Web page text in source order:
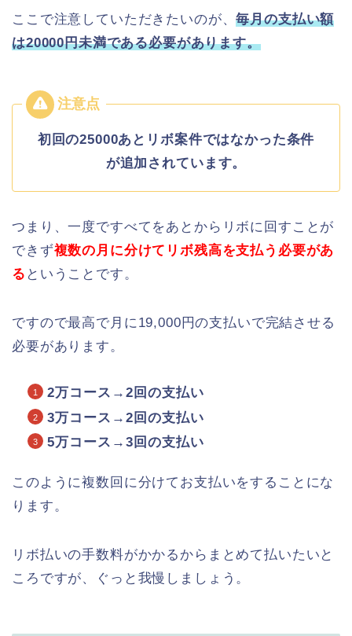
ここで注意していただきたいのが、毎月の支払い額
は20000円未満である必要があります。
初回の25000あとリボ案件ではなかった条件
が追加されています。
つまり、一度ですべてをあとからリボに回すことが
できず複数の月に分けてリボ残高を支払う必要があ
る ということです。
ですので最高で月に19,000円の支払いで完結させる
必要があります。
2万コース→2回の支払い
3万コース→2回の支払い
5万コース→3回の支払い
このように複数回に分けてお支払いをすることにな
ります。
リボ払いの手数料がかかるからまとめて払いたいと
ころですが、ぐっと我慢しましょう。